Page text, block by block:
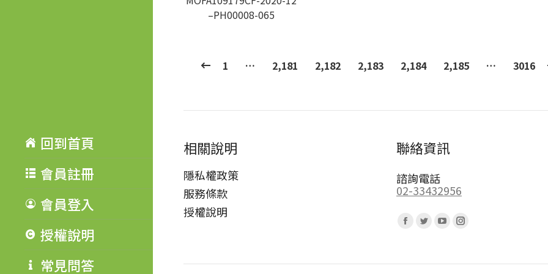
回到首頁
會員註冊
會員登入
授權說明
常見問答
–PH00008-065
1 … 2,181 2,182 2,183 2,184 2,185 … 3016
相關說明
隱私權政策
服務條款
授權說明
聯絡資訊
諮詢電話
02-33432956
Facebook
opens
Twitter
opens
YouTube
opens
Instagram
opens